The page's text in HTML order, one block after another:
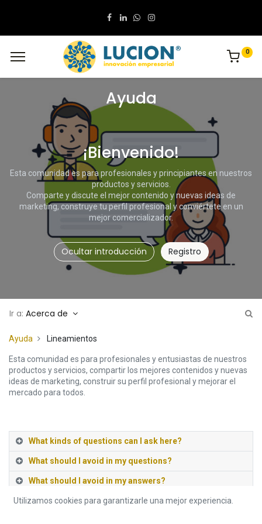
0
Ayuda
¡Bienvenido!
Esta comunidad es para profesionales y principiantes en nuestros
productos y servicios.
Comparte y discute el mejor contenido y nuevas ideas de
marketing, construye tu perfil profesional y conviértete en un
mejor comercializador.
Ocultar introducción Registro
Ir a: Acerca de
Ayuda Lineamientos
Esta comunidad es para profesionales y entusiastas de nuestros
productos y servicios, compartir los mejores contenidos y nuevas
ideas de marketing, construir su perfil profesional y mejorar el
mercado para todos.
What kinds of questions can I ask here?
What should I avoid in my questions?
What should I avoid in my answers?
Why can other people edit my questions/answers?
Utilizamos cookies para garantizarle una mejor experiencia.